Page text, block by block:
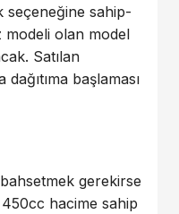
seçeneğine sahip-
modeli olan model
Satılan
başlaması
gerekirse
hacime sahip